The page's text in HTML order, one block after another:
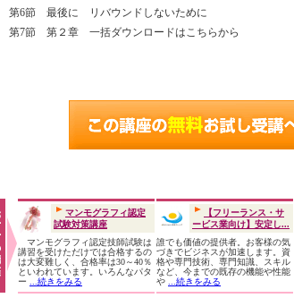
第6節 最後に リバウンドしないために
第7節 第２章 一括ダウンロードはこちらから
マンモグラフィ認定
試験対策講座
マンモグラフィ認定技師試験は
講習を受けただけでは合格するの
は大変難しく、合格率は30～40％
といわれています。いろんなパタ
ー
...続きをみる
【フリーランス・サ
ービス業向け】安定し...
誰でも価値の提供者。お客様の気
づきでビジネスが加速します。資
格や専門技術、専門知識、スキル
など、今までの既存の機能や性能
や
...続きをみる